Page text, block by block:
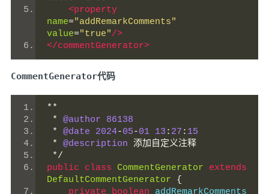
<property
name="addRemarkComments"
value="true"/>
</commentGenerator>
CommentGenerator代码
**
*
@author
86138
*
@date 2024-05-01 13 : 27 : 15
*
@description 添加自定义注释
*/
public
class CommentGenerator
extends
DefaultCommentGenerator
{
private
boolean